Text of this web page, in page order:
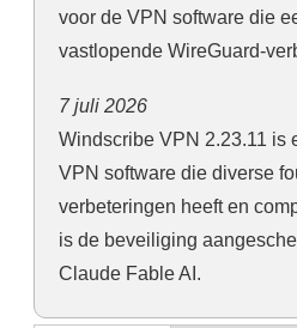
voor de VPN software die
vastlopende WireGuard-
7 juli 2026
Windscribe VPN 2.23.11 is
VPN software die diverse
verbeteringen heeft en
is de beveiliging
Claude Fable AI.